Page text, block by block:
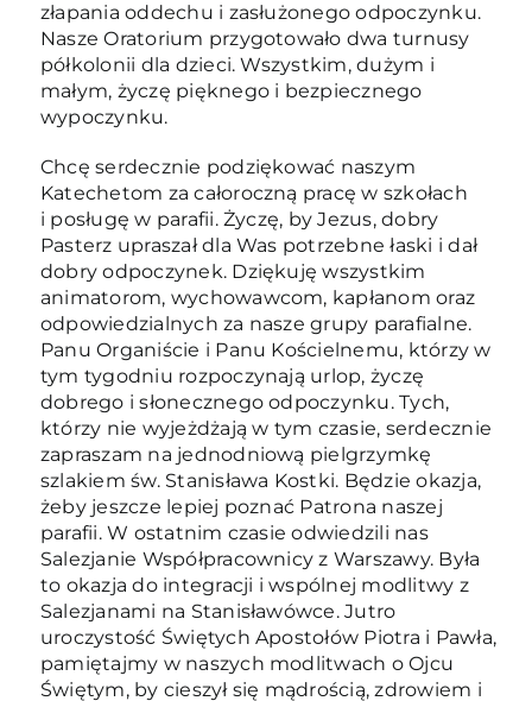
złapania oddechu i zasłużonego odpoczynku.
Nasze Oratorium przygotowało dwa turnusy
półkolonii dla dzieci. Wszystkim, dużym i
małym, życzę pięknego i bezpiecznego
wypoczynku.
Chcę serdecznie podziękować naszym
Katechetom za całoroczną pracę w szkołach
i posługę w parafii. Życzę, by Jezus, dobry
Pasterz upraszał dla Was potrzebne łaski i dał
dobry odpoczynek. Dziękuję wszystkim
animatorom, wychowawcom, kapłanom oraz
odpowiedzialnych za nasze grupy parafialne.
Panu Organiście i Panu Kościelnemu, którzy w
tym tygodniu rozpoczynają urlop, życzę
dobrego i słonecznego odpoczynku. Tych,
którzy nie wyjeżdżają w tym czasie, serdecznie
zapraszam na jednodniową pielgrzymkę
szlakiem św. Stanisława Kostki. Będzie okazja,
żeby jeszcze lepiej poznać Patrona naszej
parafii. W ostatnim czasie odwiedzili nas
Salezjanie Współpracownicy z Warszawy. Była
to okazja do integracji i wspólnej modlitwy z
Salezjanami na Stanisławówce. Jutro
uroczystość Świętych Apostołów Piotra i Pawła,
pamiętajmy w naszych modlitwach o Ojcu
Świętym, by cieszył się mądrością, zdrowiem i